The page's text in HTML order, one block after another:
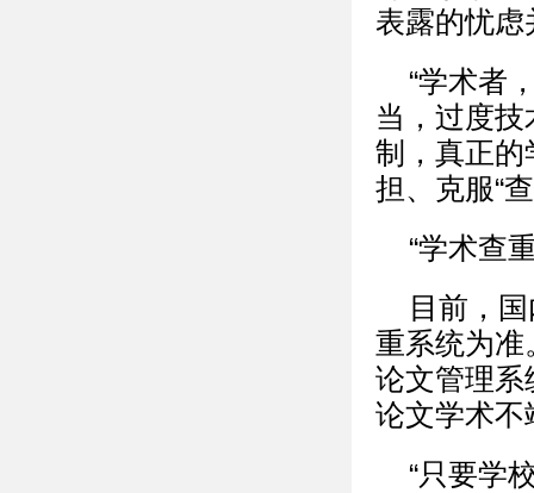
表露的忧虑
“学术者
当，过度技
制，真正的
担、克服“
“学术查
目前，
重系统为准
论文管理系
论文学术不
“只要学